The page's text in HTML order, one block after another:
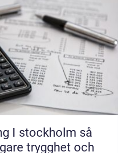
I stockholm så
trygghet och